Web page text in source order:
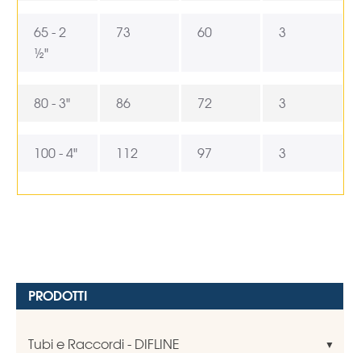
PRODOTTI
Tubi e Raccordi - DIFLINE
65 - 2
½"
73 60 3
80 - 3" 86 72 3
100 - 4" 112 97 3